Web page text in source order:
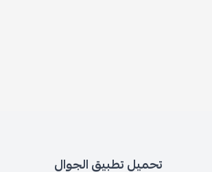
تحميل تطبيق الجوال